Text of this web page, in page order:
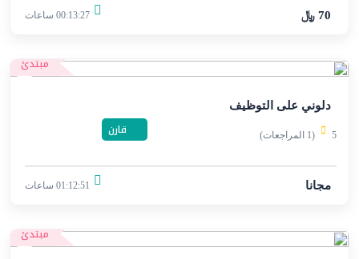
70 ﷼ 00:13:27 ساعات
مبتدئ
دلوني على التوظيف
5 (1 المراجعات) قارن
مجانا 01:12:51 ساعات
مبتدئ